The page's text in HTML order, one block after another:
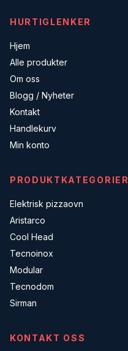
HURTIGLENKER
Hjem
Alle produkter
Om oss
Blogg / Nyheter
Kontakt
Handlekurv
Min konto
PRODUKTKATEGORIER
Elektrisk pizzaovn
Aristarco
Cool Head
Tecnoinox
Modular
Tecnodom
Sirman
KONTAKT OSS